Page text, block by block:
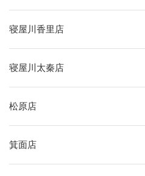
寝屋川香里店
寝屋川太秦店
松原店
箕面店